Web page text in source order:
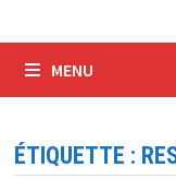
MENU
ÉTIQUETTE :